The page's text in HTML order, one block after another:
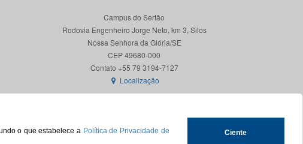
o que estabelece a Política de Privacidade de
Ciente
Campus do Sertão
Rodovia Engenheiro Jorge Neto, km 3, Silos
Nossa Senhora da Glória/SE
CEP 49680-000
Contato +55 79 3194-7127
Localização